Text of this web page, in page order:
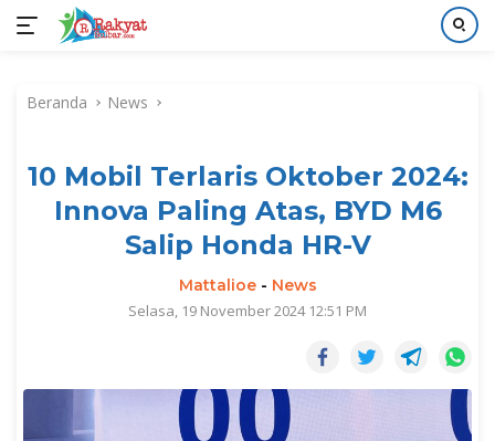
kontenBeranda News
10 Mobil Terlaris Oktober 2024:
Innova Paling Atas, BYD M6
Salip Honda HR-V
Mattalioe- News
Selasa, 19 November 2024 12:51 PM